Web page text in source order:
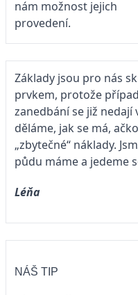
nám možnost jejich
provedení.
Základy jsou pro nás
prvkem, protože
zanedbání se již
děláme, jak se má,
„zbytečné“ náklady.
půdu máme a jedeme
Léňa
NÁŠ TIP